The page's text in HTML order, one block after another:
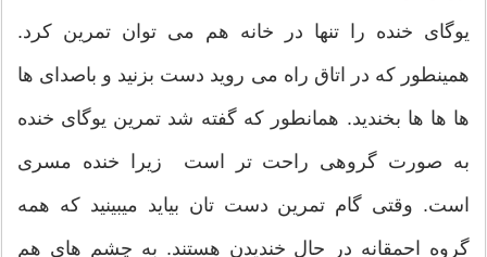
یوگای خنده را تنها در خانه هم می توان تمرین کرد.
همینطور که در اتاق راه می روید دست بزنید و باصدای ها
ها ها ها بخندید. همانطور که گفته شد تمرین یوگای خنده
به صورت گروهی راحت تر است زیرا خنده مسری
است. وقتی گام تمرین دست تان بیاید میبینید که همه
گروه احمقانه در حال خندیدن هستند. به چشم های هم